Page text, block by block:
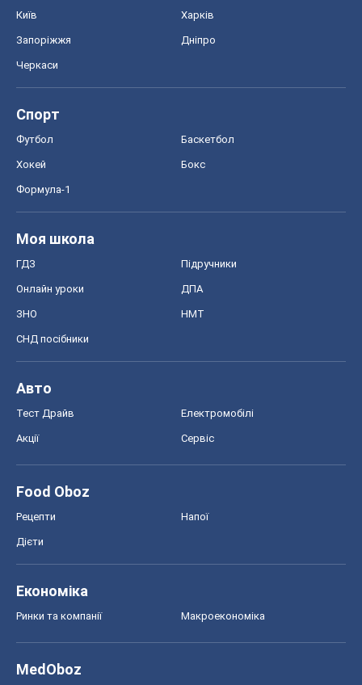
Київ Харків
Запоріжжя Дніпро
Черкаси
Спорт
Футбол Баскетбол
Хокей Бокс
Формула-1
Моя школа
ГДЗ Підручники
Онлайн уроки ДПА
ЗНО НМТ
СНД посібники
Авто
Тест Драйв Електромобілі
Акції Сервіс
Food Oboz
Рецепти Напої
Дієти
Економіка
Ринки та компанії Макроекономіка
MedOboz